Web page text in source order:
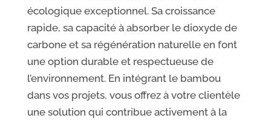
écologique exceptionnel. Sa croissance
rapide, sa capacité à absorber le dioxyde de
carbone et sa régénération naturelle en font
une option durable et respectueuse de
l’environnement. En intégrant le bambou
dans vos projets, vous offrez à votre clientèle
une solution qui contribue activement à la